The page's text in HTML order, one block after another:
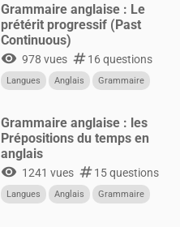
Grammaire anglaise : Le
prétérit progressif (Past
Continuous)
visibility 978 vues numbers16 questions
Langues Anglais Grammaire
Grammaire anglaise : les
Prépositions du temps en
anglais
visibility 1241 vues numbers15 questions
Langues Anglais Grammaire